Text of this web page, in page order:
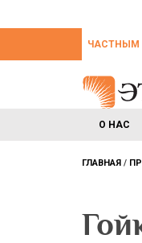
ЧАСТНЫМ
О НАС
ГЛАВНАЯ